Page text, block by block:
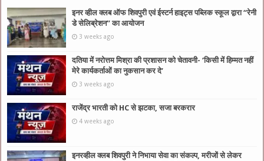
इनर व्हील क्लब ऑफ शिवपुरी एवं ईस्टर्न हाइट्स पब्लिक स्कूल द्वारा “रेनी
डे सेलिब्रेशन” का आयोजन
3 weeks ago
दतिया में नरोत्तम मिश्रा की प्रशासन को चेतावनी- ‘किसी में हिम्मत नहीं
मेरे कार्यकर्ताओं का नुकसान कर दे’
3 weeks ago
राजेंद्र भारती को HC से झटका, सजा बरकरार
4 weeks ago
इनरव्हील क्लब शिवपुरी ने निभाया सेवा का संकल्प, मरीजों से लेकर